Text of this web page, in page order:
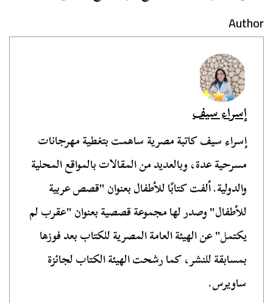
Author
إسراء سيف
إسراء سيف كاتبة مصرية ساهمت بتغطية مهرجانات
مسرحية عدة، وبالعديد من المقالات بالمواقع المحلية
والدولية. ألفت كتابًا للأطفال بعنوان "قصص عربية
للأطفال" وصدر لها مجموعة قصصية بعنوان "عقرب لم
يكتمل" عن الهيئة العامة المصرية للكتاب بعد فوزها
بمسابقة للنشر، كما رشحت الهيئة الكتاب لجائزة
ساويرس.